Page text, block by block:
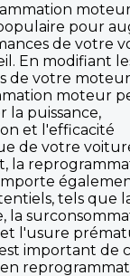
pour
de votre
En modifiant
de votre
moteur
la puissance,
et l'efficacité
de votre
la
tels que
la
l'usure
important de